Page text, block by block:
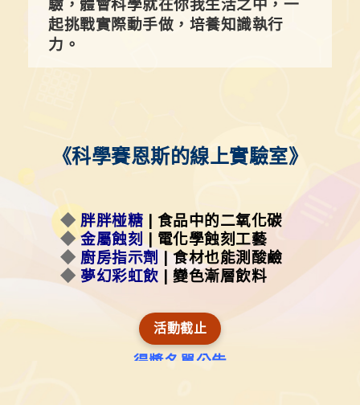
起挑戰實際動手做，培養知識執行
力。
《科學賽恩斯的線上實驗室》
◆ 胖胖椪糖 | 食品中的二氧化碳
◆金屬蝕刻 | 電化學蝕刻工藝
◆ 廚房指示劑 | 食材也能測酸鹼
◆ 夢幻彩虹飲 | 變色漸層飲料
活動截止
得獎名單公告